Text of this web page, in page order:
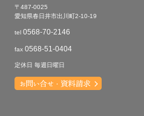
〒487-0025
愛知県春日井市出川町2-10-19
tel 0568-70-2146
fax 0568-51-0404
定休日 毎週日曜日